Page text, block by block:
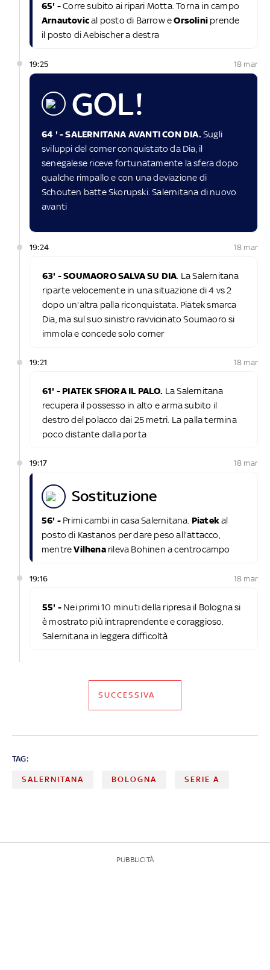
65' -Corre subito ai ripari Motta. Torna in campo
Arnautovical posto di Barrow eOrsolini prende
il posto di Aebischer a destra
19:25 18 mar
GOL!
64 ' - SALERNITANA AVANTI CON DIA. Sugli
sviluppi del corner conquistato da Dia, il
senegalese riceve fortunatamente la sfera dopo
qualche rimpallo e con una deviazione di
Schouten batte Skorupski. Salernitana di nuovo
avanti
19:24 18 mar
63' - SOUMAORO SALVA SU DIA . La Salernitana
riparte velocemente in una situazione di 4 vs 2
dopo un'altra palla riconquistata. Piatek smarca
Dia, ma sul suo sinistro ravvicinato Soumaoro si
immola e concede solo corner
19:21 18 mar
61' - PIATEK SFIORA IL PALO. La Salernitana
recupera il possesso in alto e arma subito il
destro del polacco dai 25 metri. La palla termina
poco distante dalla porta
19:17 18 mar
sostituzione
56' - Primi cambi in casa Salernitana. Piatekal
posto di Kastanos per dare peso all'attacco,
mentreVilhenarileva Bohinen a centrocampo
19:16 18 mar
55' - Nei primi 10 minuti della ripresa il Bologna si
è mostrato più intraprendente e coraggioso.
Salernitana in leggera difficoltà
SUCCESSIVA
TAG:
SALERNITANA BOLOGNA SERIE A
PUBBLICITÀ